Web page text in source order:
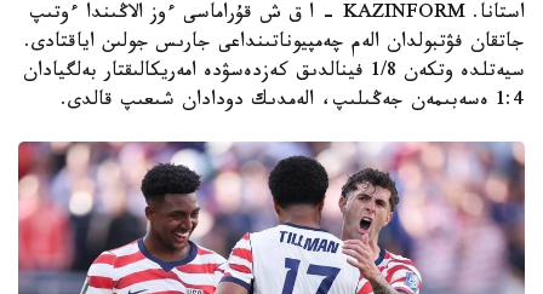
استانا. KAZINFORM - ا ق ش قۇراماسى ءوز الاڭىندا ءوتىپ
جاتقان فۋتبولدان الەم چەمپيوناتىنداعى جارىس جولىن اياقتادى.
سيەتلدە وتكەن 1/8 فينالدىق كەزدەسۋدە امەريكالىقتار بەلگيادان
1:4 ەسەبىمەن جەڭىلىپ، الەمدىك دودادان شىعىپ قالدى.